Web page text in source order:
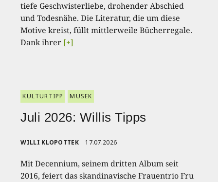
tiefe Geschwisterliebe, drohender Abschied
und Todesnähe. Die Literatur, die um diese
Motive kreist, füllt mittlerweile Bücherregale.
Dank ihrer [+]
KULTURTIPP MUSEK
Juli 2026: Willis Tipps
WILLI KLOPOTTEK 17.07.2026
Mit Decennium, seinem dritten Album seit
2016, feiert das skandinavische Frauentrio Fru